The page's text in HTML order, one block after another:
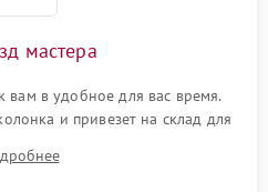
мастера
вам в удобное для вас время.
и привезет на склад для